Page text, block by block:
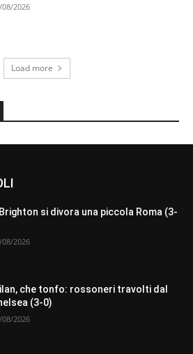
08/2026
Load more
si divora una piccola Roma (3-
08/2026
che tonfo: rossoneri travolti dal
(3-0)
08/2026